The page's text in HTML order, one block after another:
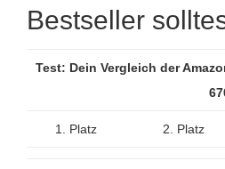
Bestseller
Test: Dein Vergleich der
1. Platz 2. Platz